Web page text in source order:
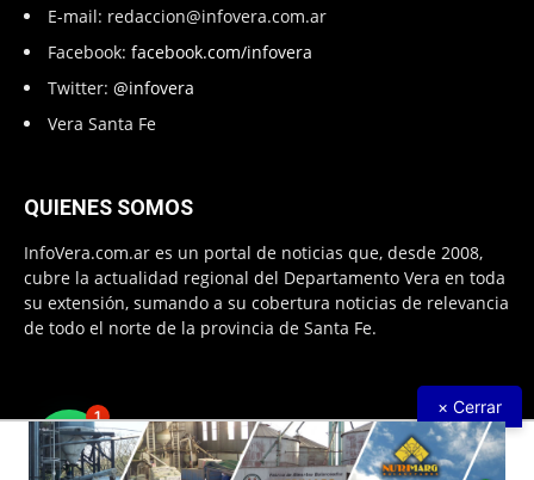
E-mail: redaccion@infovera.com.ar
Facebook: facebook.com/infovera
Twitter: @infovera
Vera Santa Fe
QUIENES SOMOS
InfoVera.com.ar es un portal de noticias que, desde 2008,
cubre la actualidad regional del Departamento Vera en toda
su extensión, sumando a su cobertura noticias de relevancia
de todo el norte de la provincia de Santa Fe.
Todos Los Derechos Reservados © 2008 – 2026. Infovera.com.ar -
× Cerrar
1